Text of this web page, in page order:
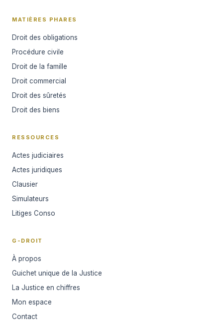
MATIÈRES PHARES
Droit des obligations
Procédure civile
Droit de la famille
Droit commercial
Droit des sûretés
Droit des biens
RESSOURCES
Actes judiciaires
Actes juridiques
Clausier
Simulateurs
Litiges Conso
G-DROIT
À propos
Guichet unique de la Justice
La Justice en chiffres
Mon espace
Contact